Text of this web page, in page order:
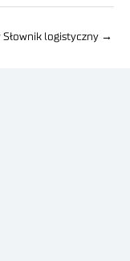
Słownik logistyczny →